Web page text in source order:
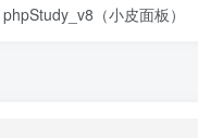
phpStudy_v8（小皮面板）